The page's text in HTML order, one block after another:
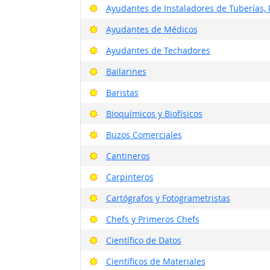
Ayudantes de Instaladores de
Buenas perspectivas
Ayudantes de Médicos
Buenas perspectivas
Ayudantes de Techadores
Buenas perspectivas
Bailarines
Buenas perspectivas
Baristas
Buenas perspectivas
Bioquímicos y Biofísicos
Buenas perspectivas
Buzos Comerciales
Buenas perspectivas
Cantineros
Buenas perspectivas
Carpinteros
Buenas perspectivas
Cartógrafos y Fotogrametristas
Buenas perspectivas
Chefs y Primeros Chefs
Buenas perspectivas
Científico de Datos
Buenas perspectivas
Científicos de Materiales
Buenas perspectivas